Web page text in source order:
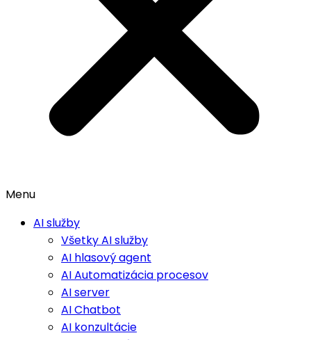
Menu
AI služby
Všetky AI služby
AI hlasový agent
AI Automatizácia procesov
AI server
AI Chatbot
AI konzultácie